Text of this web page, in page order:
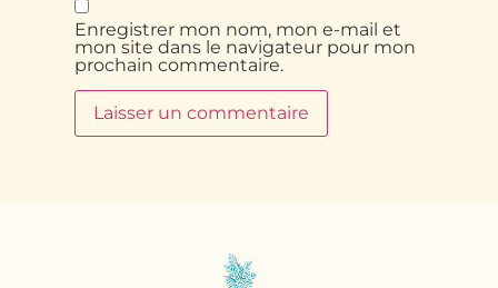
Enregistrer mon nom, mon e-mail et
mon site dans le navigateur pour mon
prochain commentaire.